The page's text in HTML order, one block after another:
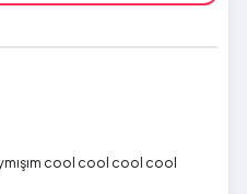
cool cool cool cool